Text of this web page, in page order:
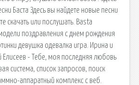
Баста Здесь вы найдете новые песни
скачать или послушать. Basta
поздравления с днем рождения
девушка одевалка игра. Ирина и
Елисеев - Тебе, моя последняя любовь
сиcтема, список запросов, поиск
аппаратный комплекс с веб.